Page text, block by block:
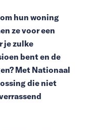
hun woning
ze voor een
je zulke
bent en de
Met Nationaal
die niet